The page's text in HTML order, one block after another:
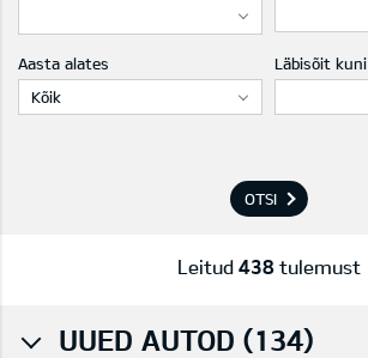
Aasta alates
Kõik
Läbisõit kuni
OTSI
Leitud 438tulemust
UUED AUTOD (134)